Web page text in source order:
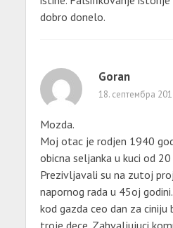
dobro donelo.
Goran
18. септембра
Mozda.
Moj otac je rodjen 1940
obicna seljanka u kuci od
Prezivljavali su na zutoj
napornog rada u 45oj
kod gazda ceo dan za ciniju
troje dece. Zahvaljujuci